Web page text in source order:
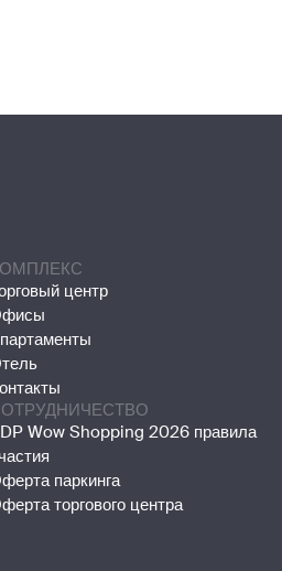
центр
Wow Shopping 2026 правила
паркинга
торгового центра